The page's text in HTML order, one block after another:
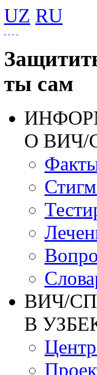
UZ RU
ты сам
О ВИЧ/
ВИЧ/
В